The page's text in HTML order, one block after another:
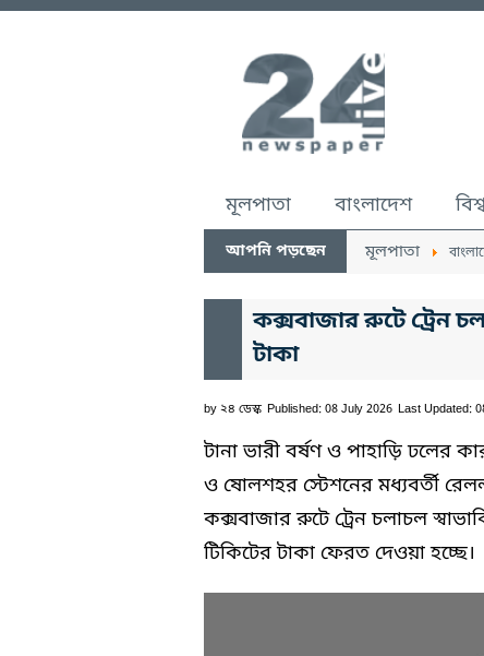
মূলপাতা বাংলাদেশ
আপনি পড়ছেন মূলপাতা
কক্সবাজার রুটে ট্রেন
টাকা
by ২৪ ডেস্ক Published: 08 July 2026 Last Updated:
টানা ভারী বর্ষণ ও পাহাড়ি ঢলের
ও ষোলশহর স্টেশনের মধ্যবর্তী
কক্সবাজার রুটে ট্রেন চলাচল
টিকিটের টাকা ফেরত দেওয়া হচ্ছে।